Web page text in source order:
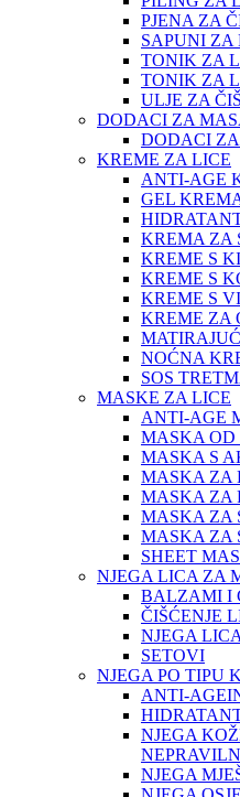
PJENA ZA
SAPUNI ZA
TONIK ZA
TONIK ZA
ULJE ZA
DODACI ZA
DODACI
KREME ZA LICE
ANTI-AGE
GEL
KREMA ZA
KREME S
KREME S
KREME S
KREME ZA
NOĆNA
SOS
MASKE ZA LICE
ANTI-AGE
MASKA OD
MASKA S
MASKA ZA
MASKA ZA
MASKA ZA
MASKA ZA
SHEET
NJEGA LICA ZA
BALZAMI I
ČIŠĆENJE
NJEGA LICA
SETOVI
NJEGA PO TIPU
ANTI-
NJEGA
NJEGA